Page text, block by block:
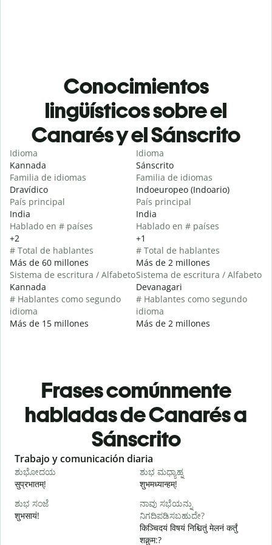
Conocimientos
lingüísticos sobre el
Canarés y el Sánscrito
Idioma
Kannada
Familia de idiomas
Dravídico
País principal
India
Hablado en # países
+2
# Total de hablantes
Más de 60 millones
Sistema de escritura / Alfabeto
Kannada
# Hablantes como segundo
idioma
Más de 15 millones
Idioma
Sánscrito
Familia de idiomas
Indoeuropeo (Indoario)
País principal
India
Hablado en # países
+1
# Total de hablantes
Más de 2 millones
Sistema de escritura / Alfabeto
Devanagari
# Hablantes como segundo
idioma
Más de 2 millones
Frases comúnmente
habladas de Canarés a
Sánscrito
Slide 1 of 6
Trabajo y comunicación diaria
ಶುಭೋದಯ
सुप्रभातम्!
ಶುಭ ಮಧ್ಯಾಹ್ನ
शुभमध्यान्हम्!
ಶುಭ ಸಂಜೆ
शुभसायं!
ನಾವು ಸಭೆಯನ್ನು
ನಿಗದಿಪಡಿಸಬಹುದೇ?
किञ्चिदयं विषयं निश्चितुं मेलनं कर्तुं
शक्नुम:?